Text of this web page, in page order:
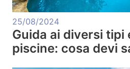
25/08/2024
Guida ai diversi tipi
piscine: cosa devi